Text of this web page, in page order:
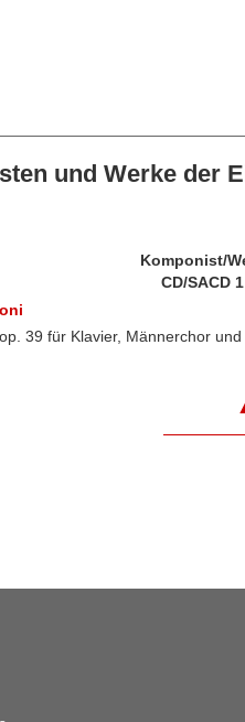
und Werke der
Komponist/
CD/SACD 1
39 für Klavier, Männerchor